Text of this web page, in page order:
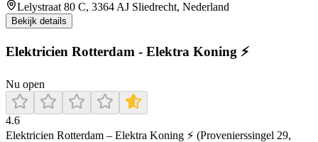
Lelystraat 80 C, 3364 AJ Sliedrecht, Nederland
Bekijk details
Elektricien Rotterdam - Elektra Koning ⚡
Nu open
4.6
Elektricien Rotterdam – Elektra Koning ⚡ (Provenierssingel 29,